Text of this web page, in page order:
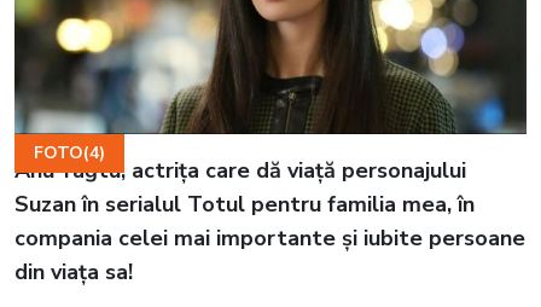
FOTO(4)
Ahu Yağtu, actrița care dă viață personajului
Suzan în serialul Totul pentru familia mea, în
compania celei mai importante și iubite persoane
din viața sa!